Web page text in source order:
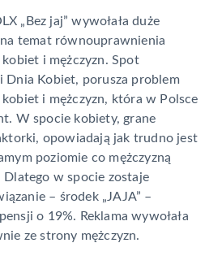
„Bez jaj” wywołała duże
temat równouprawnienia
i mężczyzn. Spot
Dnia Kobiet, porusza problem
i mężczyzn, która w Polsce
W spocie kobiety, grane
opowiadają jak trudno jest
poziomie co mężczyzną
w spocie zostaje
– środek „JAJA” –
o 19%. Reklama wywołała
ze strony mężczyzn.